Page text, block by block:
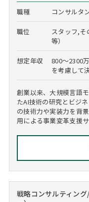
職種 コンサルタ
職位
スタッフ,そ
等）
想定年収
800～2300
を考慮して
創業以来、大規模言語
たAI技術の研究とビジ
の技術力や実装力を背
用による事業変革支援
戦略コンサルティン